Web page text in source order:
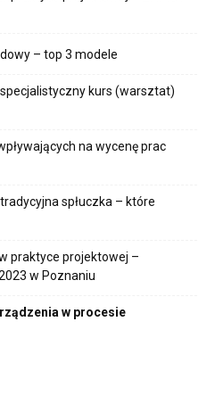
– top 3 modele
kurs (warsztat)
na wycenę prac
spłuczka – które
praktyce projektowej –
w Poznaniu
w procesie